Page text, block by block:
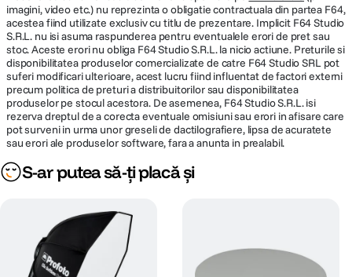
imagini, video etc.) nu reprezinta o obligatie contractuala din partea F64,
acestea fiind utilizate exclusiv cu titlu de prezentare. Implicit F64 Studio
S.R.L. nu isi asuma raspunderea pentru eventualele erori de pret sau
stoc. Aceste erori nu obliga F64 Studio S.R.L. la nicio actiune. Preturile si
disponibilitatea produselor comercializate de catre F64 Studio SRL pot
suferi modificari ulterioare, acest lucru fiind influentat de factori externi
precum politica de preturi a distribuitorilor sau disponibilitatea
produselor pe stocul acestora. De asemenea, F64 Studio S.R.L. isi
rezerva dreptul de a corecta eventuale omisiuni sau erori in afisare care
pot surveni in urma unor greseli de dactilografiere, lipsa de acuratete
sau erori ale produselor software, fara a anunta in prealabil.
S-ar putea să-ți placă și